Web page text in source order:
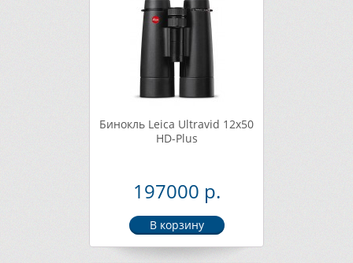
Бинокль Leica Ultravid 12x50
HD-Plus
197000 р.